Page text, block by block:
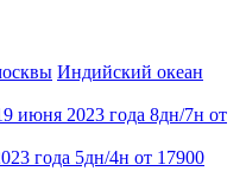
Индийский океан
июня 2023 года 8дн/7н от
года 5дн/4н от 17900